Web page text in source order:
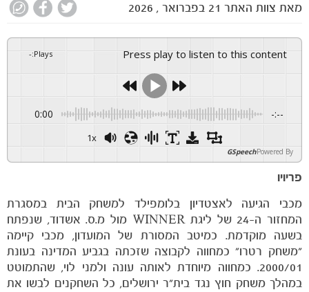
מאת צוות האתר 21 בפברואר , 2026
Press play to listen to this content
Plays
:
-
0:00 -:--
1x
Powered By
GSpeech
פריויו
מכבי הגיעה לאצטדיון בלומפילד למשחק הבית במסגרת
המחזור ה-24 של ליגת WINNER מול מ.ס. אשדוד, שנפתח
בשעה מוקדמת. כמיטב המסורת של המועדון, מכבי קיימה
"משחק רטרו" כמחווה לקבוצה שזכתה בגביע המדינה בעונת
2000/01. כמחווה מיוחדת לאותה עונה ולמני לוי, שהתמוטט
במהלך משחק חוץ נגד בית"ר ירושלים, כל השחקנים לבשו את